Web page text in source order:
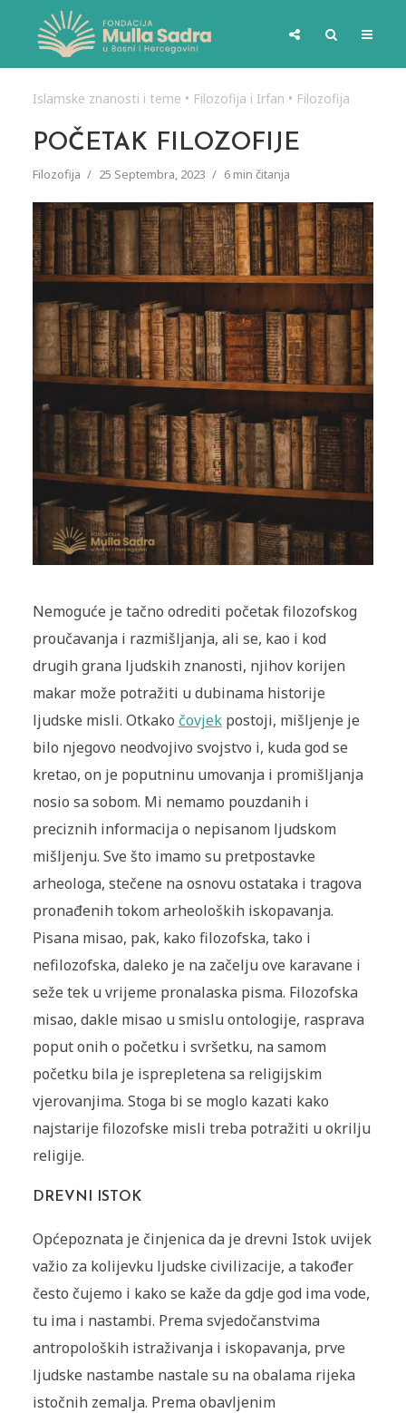
Islamske znanosti i teme • Filozofija i Irfan • Filozofija
POČETAK FILOZOFIJE
Filozofija 25 Septembra, 2023 6 min čitanja
Nemoguće je tačno odrediti početak filozofskog
proučavanja i razmišljanja, ali se, kao i kod
drugih grana ljudskih znanosti, njihov korijen
makar može potražiti u dubinama historije
ljudske misli. Otkako čovjekpostoji, mišljenje je
bilo njegovo neodvojivo svojstvo i, kuda god se
kretao, on je poputninu umovanja i promišljanja
nosio sa sobom. Mi nemamo pouzdanih i
preciznih informacija o nepisanom ljudskom
mišljenju. Sve što imamo su pretpostavke
arheologa, stečene na osnovu ostataka i tragova
pronađenih tokom arheoloških iskopavanja.
Pisana misao, pak, kako filozofska, tako i
nefilozofska, daleko je na začelju ove karavane i
seže tek u vrijeme pronalaska pisma. Filozofska
misao, dakle misao u smislu ontologije, rasprava
poput onih o početku i svršetku, na samom
početku bila je isprepletena sa religijskim
vjerovanjima. Stoga bi se moglo kazati kako
najstarije filozofske misli treba potražiti u okrilju
religije.
DREVNI ISTOK
Općepoznata je činjenica da je drevni Istok uvijek
važio za kolijevku ljudske civilizacije, a također
često čujemo i kako se kaže da gdje god ima vode,
tu ima i nastambi. Prema svjedočanstvima
antropoloških istraživanja i iskopavanja, prve
ljudske nastambe nastale su na obalama rijeka
istočnih zemalja. Prema obavljenim